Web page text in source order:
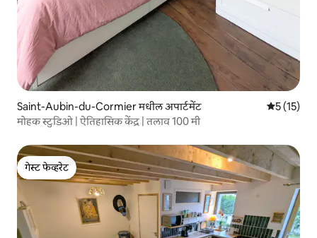
Saint-Aubin-du-Cormier मधील अपार्टमेंट 5 पैकी 5
5 (15)
मोहक स्टुडिओ | ऐतिहासिक केंद्र | तलाव 100 मी
गेस्ट फेव्हरेट
गेस्ट फेव्हरेट